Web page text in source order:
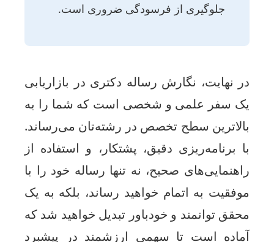
جلوگیری از فرسودگی ضروری است.
نهایت، نگارش رساله دکتری در بازاریابی
سفر علمی و شخصی است که شما را به
سطح تخصص در رشته‌تان می‌رساند.
برنامه‌ریزی دقیق، پشتکار، و استفاده از
صحیح، نه تنها رساله خود را با
به اتمام خواهید رساند، بلکه به یک
توانمند و خودباور تبدیل خواهید شد که
است تا سهمی ارزشمند در پیشبرد